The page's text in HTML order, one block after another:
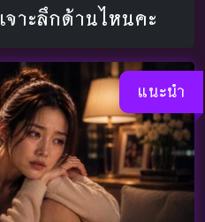
าะลึกด้านไหนคะ
แนะนำ